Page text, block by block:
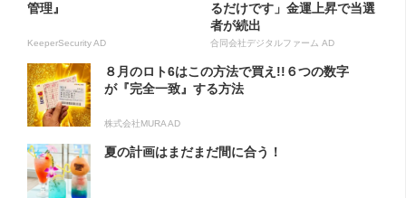
管理』
KeeperSecurity AD
るだけです」金運上昇で当選
者が続出
合同会社デジタルファーム AD
８月のロト6はこの方法で買え!!６つの数字
が『完全一致』する方法
株式会社MURA AD
夏の計画はまだまだ間に合う！